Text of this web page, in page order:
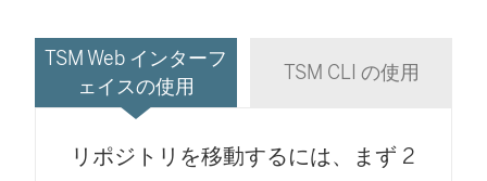
TSM Web インターフ
ェイスの使用
TSM CLI の使用
リポジトリを移動するには、まず 2